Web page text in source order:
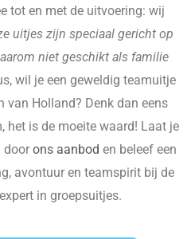
tot en met de uitvoering: wij
uitjes zijn speciaal gericht op
niet geschikt als familie
wil je een geweldig teamuitje
van Holland? Denk dan eens
het is de moeite waard! Laat je
door ons aanbod en beleef een
avontuur en teamspirit bij de
in groepsuitjes.